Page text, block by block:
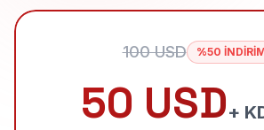
100 USD %50
50 USD+